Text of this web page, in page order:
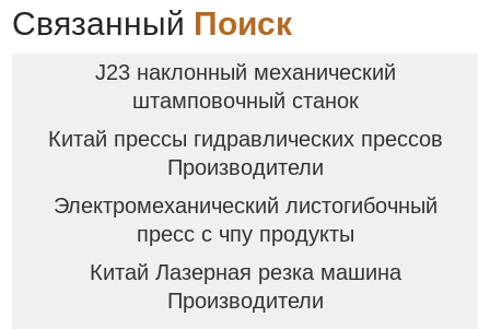
Связанный Поиск
J23 наклонный механический
штамповочный станок
Китай прессы гидравлических прессов
Производители
Электромеханический листогибочный
пресс с чпу продукты
Китай Лазерная резка машина
Производители